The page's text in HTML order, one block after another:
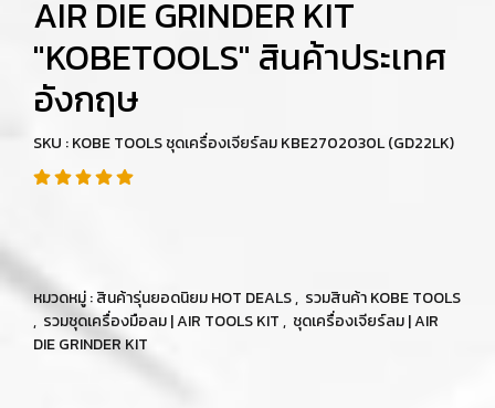
AIR DIE GRINDER KIT
"KOBETOOLS" สินค้าประเทศ
อังกฤษ
SKU : KOBE TOOLS ชุดเครื่องเจียร์ลม KBE2702030L (GD22LK)
หมวดหมู่ :สินค้ารุ่นยอดนิยม HOT DEALS, รวมสินค้า KOBE TOOLS
, รวมชุดเครื่องมือลม | AIR TOOLS KIT, ชุดเครื่องเจียร์ลม | AIR
DIE GRINDER KIT